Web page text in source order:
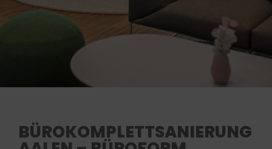
BÜROKOMPLETTSANIERUNG